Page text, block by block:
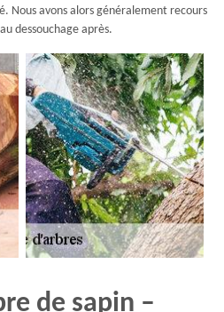
Nous avons alors généralement recours
dessouchage après.
de sapin –